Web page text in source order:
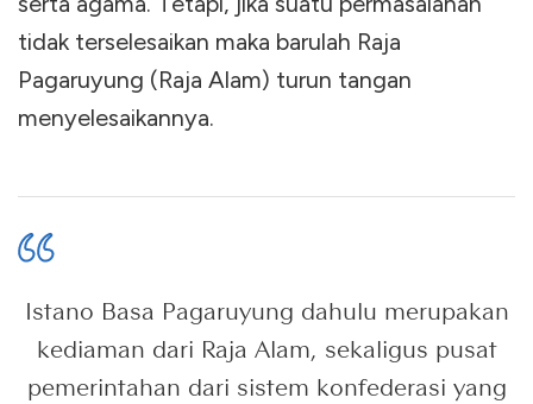
tidak terselesaikan maka barulah Raja
Pagaruyung (Raja Alam) turun tangan
menyelesaikannya.
Istano Basa Pagaruyung dahulu merupakan
kediaman dari Raja Alam, sekaligus pusat
pemerintahan dari sistem konfederasi yang